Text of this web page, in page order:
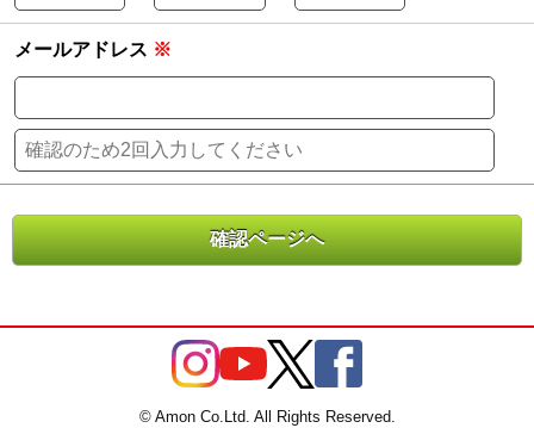
メールアドレス ※
© Amon Co.Ltd. All Rights Reserved.